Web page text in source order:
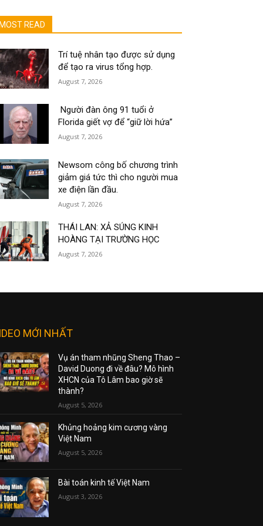
MOST READ
Trí tuệ nhân tạo được sử dụng
để tạo ra virus tổng hợp.
August 7, 2026
Người đàn ông 91 tuổi ở
Florida giết vợ để “giữ lời hứa”
August 7, 2026
Newsom công bố chương trình
giảm giá tức thì cho người mua
xe điện lần đầu.
August 7, 2026
THÁI LAN: XẢ SÚNG KINH
HOÀNG TẠI TRƯỜNG HỌC
August 7, 2026
MỚI NHẤT
Vụ án tham nhũng Sheng Thao –
David Duong đi về đâu? Mô hình
XHCN của Tô Lâm bao giờ sẽ
thành?
August 5, 2026
Khủng hoảng kim cương vàng
Việt Nam
August 5, 2026
Bài toán kinh tế Việt Nam
August 3, 2026